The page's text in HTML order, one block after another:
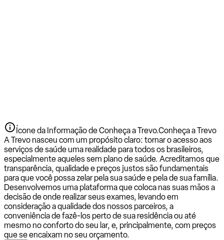
Ícone da Informação de Conheça a Trevo.Conheça a Trevo
A Trevo nasceu com um propósito claro: tornar o acesso aos
serviços de saúde uma realidade para todos os brasileiros,
especialmente aqueles sem plano de saúde. Acreditamos que
transparência, qualidade e preços justos são fundamentais
para que você possa zelar pela sua saúde e pela de sua família.
Desenvolvemos uma plataforma que coloca nas suas mãos a
decisão de onde realizar seus exames, levando em
consideração a qualidade dos nossos parceiros, a
conveniência de fazê-los perto de sua residência ou até
mesmo no conforto do seu lar, e, principalmente, com preços
que se encaixam no seu orçamento.